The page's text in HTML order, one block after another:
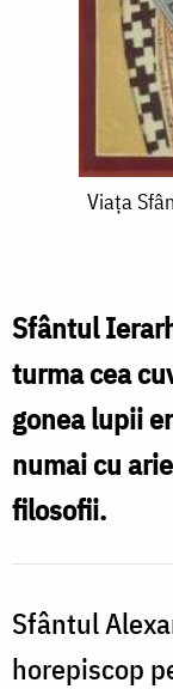
Viața
Alexandru,
Patriarhul
Viața
Sfântul
turma cea
gonea lupii
numai cu
filosofii.
Sfântul
horepiscop